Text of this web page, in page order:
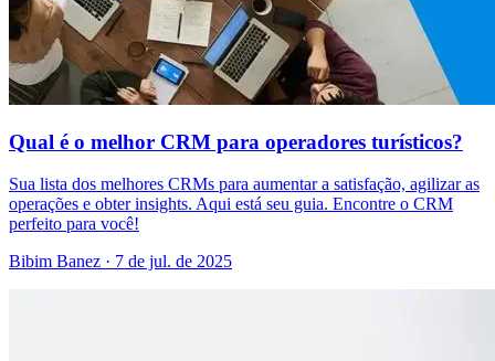
Qual é o melhor CRM para operadores turísticos?
Sua lista dos melhores CRMs para aumentar a satisfação, agilizar as
operações e obter insights. Aqui está seu guia. Encontre o CRM
perfeito para você!
Bibim Banez · 7 de jul. de 2025